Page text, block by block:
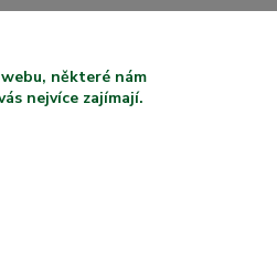
e-
některé nám
nejvíce zajímají.